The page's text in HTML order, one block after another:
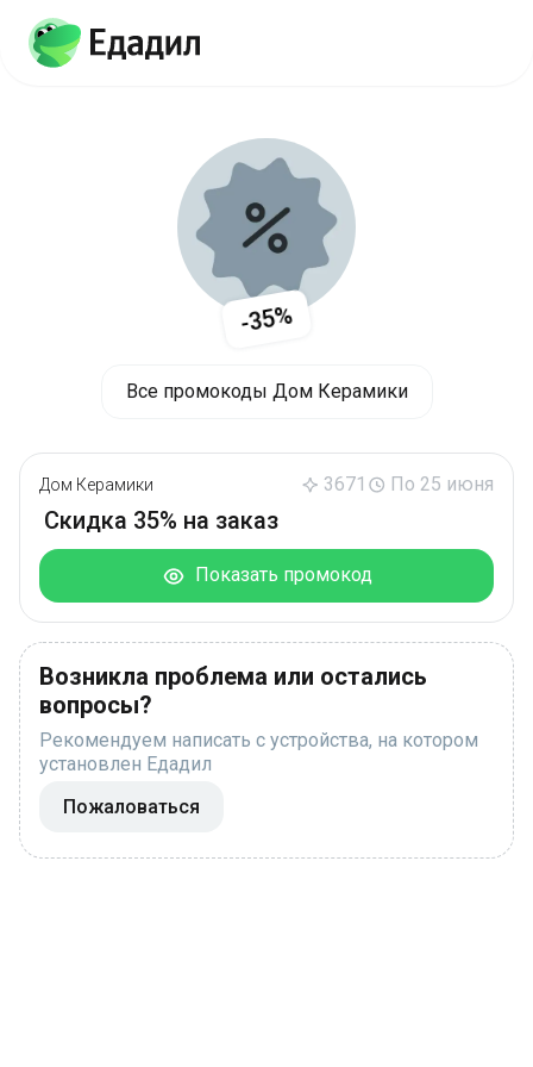
-35%
Все промокоды Дом Керамики
Дом Керамики 3671 По 25 июня
Скидка 35% на заказ
Показать промокод
Возникла проблема или остались
вопросы?
Рекомендуем написать с устройства, на котором
установлен Едадил
Пожаловаться